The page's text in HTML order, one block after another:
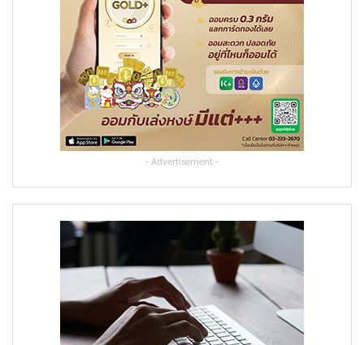
- Advertisement -